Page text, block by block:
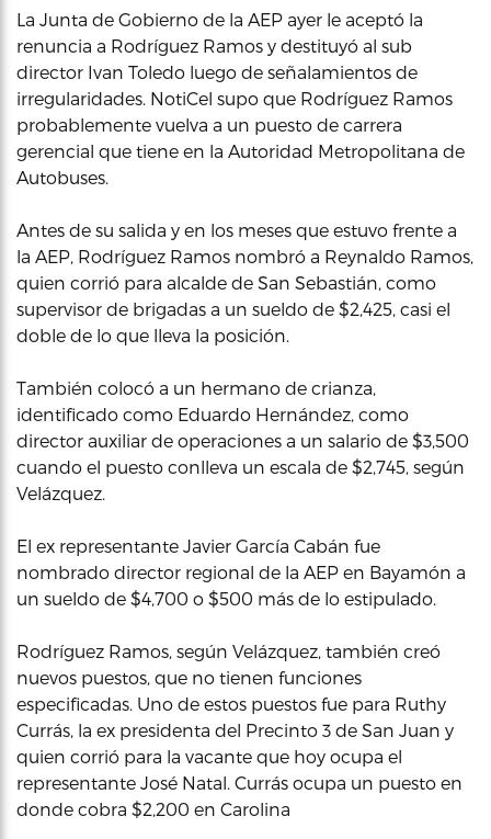
La Junta de Gobierno de la AEP ayer le aceptó la
renuncia a Rodríguez Ramos y destituyó al sub
director Ivan Toledo luego de señalamientos de
irregularidades. NotiCel supo que Rodríguez Ramos
probablemente vuelva a un puesto de carrera
gerencial que tiene en la Autoridad Metropolitana de
Autobuses.
Antes de su salida y en los meses que estuvo frente a
la AEP, Rodríguez Ramos nombró a Reynaldo Ramos,
quien corrió para alcalde de San Sebastián, como
supervisor de brigadas a un sueldo de $2,425, casi el
doble de lo que lleva la posición.
También colocó a un hermano de crianza,
identificado como Eduardo Hernández, como
director auxiliar de operaciones a un salario de $3,500
cuando el puesto conlleva un escala de $2,745, según
Velázquez.
El ex representante Javier García Cabán fue
nombrado director regional de la AEP en Bayamón a
un sueldo de $4,700 o $500 más de lo estipulado.
Rodríguez Ramos, según Velázquez, también creó
nuevos puestos, que no tienen funciones
especificadas. Uno de estos puestos fue para Ruthy
Currás, la ex presidenta del Precinto 3 de San Juan y
quien corrió para la vacante que hoy ocupa el
representante José Natal. Currás ocupa un puesto en
donde cobra $2,200 en Carolina